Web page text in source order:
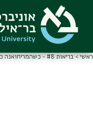
main
content
ראשי בריאות #8 - כשהמריחואנה כבר לא רפואית: אתגר הטיפול בנפגעי מריחואנה, פרופ' נתי רונאל